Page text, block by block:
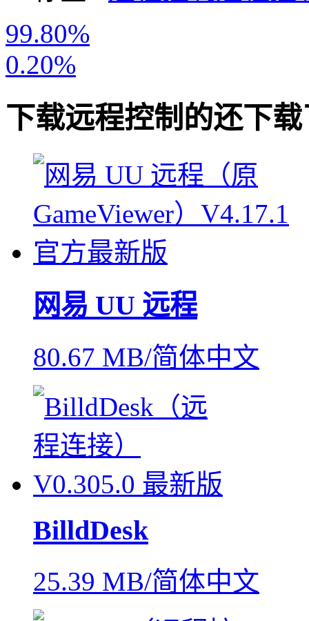
99.80%
0.20%
下载远程控制 的还下
网易 UU 远程
80.67 MB/简体中文
BilldDesk
25.39 MB/简体中文